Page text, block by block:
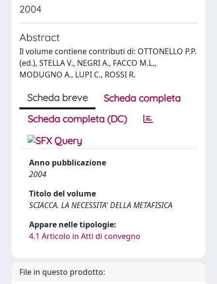
2004
Abstract
Il volume contiene contributi di: OTTONELLO P.P.
(ed.), STELLA V., NEGRI A., FACCO M.L.,
MODUGNO A., LUPI C., ROSSI R.
Scheda breve
Scheda completa
Scheda completa (DC)
Anno pubblicazione
2004
Titolo del volume
SCIACCA. LA NECESSITA' DELLA METAFISICA
Appare nelle tipologie:
4.1 Articolo in Atti di convegno
File in questo prodotto: